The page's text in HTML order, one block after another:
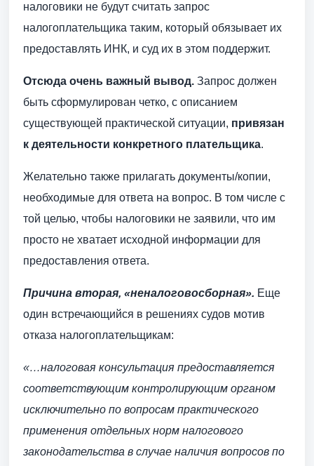
налоговики не будут считать запрос
налогоплательщика таким, который обязывает их
предоставлять ИНК, и суд их в этом поддержит.
Отсюда очень важный вывод. Запрос должен
быть сформулирован четко, с описанием
существующей практической ситуации, привязан
к деятельности конкретного плательщика.
Желательно также прилагать документы/копии,
необходимые для ответа на вопрос. В том числе с
той целью, чтобы налоговики не заявили, что им
просто не хватает исходной информации для
предоставления ответа.
Причина вторая, «неналоговосборная». Еще
один встречающийся в решениях судов мотив
отказа налогоплательщикам:
«…налоговая консультация предоставляется
соответствующим контролирующим органом
исключительно по вопросам практического
применения отдельных норм налогового
законодательства в случае наличия вопросов по